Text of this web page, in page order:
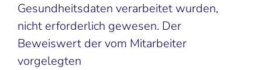
Gesundheitsdaten verarbeitet wurden,
nicht erforderlich gewesen. Der
Beweiswert der vom Mitarbeiter
vorgelegten